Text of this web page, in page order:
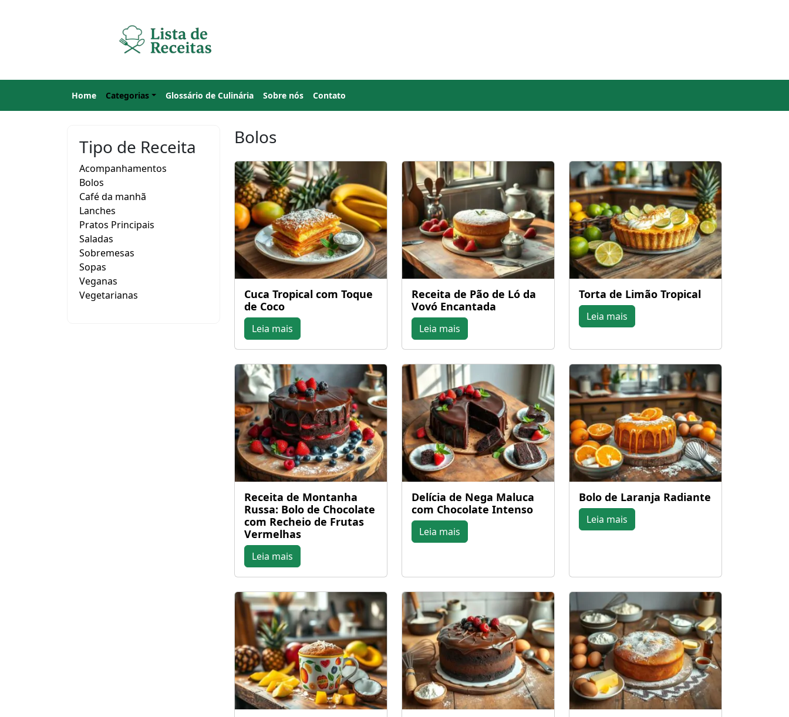
Home Categorias Glossário de Culinária Sobre nós Contato
Tipo de Receita
Acompanhamentos
Bolos
Café da manhã
Lanches
Pratos Principais
Saladas
Sobremesas
Sopas
Veganas
Vegetarianas
Bolos
Cuca Tropical com Toque
de Coco
Leia mais
Receita de Pão de Ló da
Vovó Encantada
Leia mais
Torta de Limão Tropical
Leia mais
Receita de Montanha
Russa: Bolo de Chocolate
com Recheio de Frutas
Vermelhas
Leia mais
Delícia de Nega Maluca
com Chocolate Intenso
Leia mais
Bolo de Laranja Radiante
Leia mais